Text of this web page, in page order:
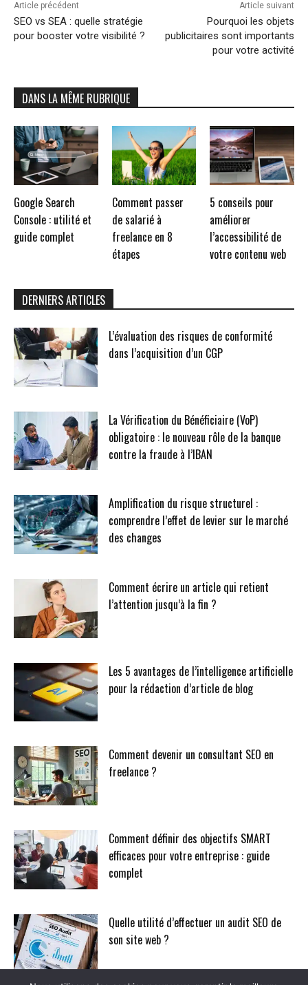
Article précédent
SEO vs SEA : quelle stratégie
pour booster votre visibilité ?
Article suivant
Pourquoi les objets
publicitaires sont importants
pour votre activité
DANS LA MÊME RUBRIQUE
Google Search
Console : utilité et
guide complet
Comment passer
de salarié à
freelance en 8
étapes
5 conseils pour
améliorer
l’accessibilité de
votre contenu web
DERNIERS ARTICLES
L’évaluation des risques de conformité
dans l’acquisition d’un CGP
La Vérification du Bénéficiaire (VoP)
obligatoire : le nouveau rôle de la banque
contre la fraude à l’IBAN
Amplification du risque structurel :
comprendre l’effet de levier sur le marché
des changes
Comment écrire un article qui retient
l’attention jusqu’à la fin ?
Les 5 avantages de l’intelligence artificielle
pour la rédaction d’article de blog
Comment devenir un consultant SEO en
freelance ?
Comment définir des objectifs SMART
efficaces pour votre entreprise : guide
complet
Quelle utilité d’effectuer un audit SEO de
son site web ?